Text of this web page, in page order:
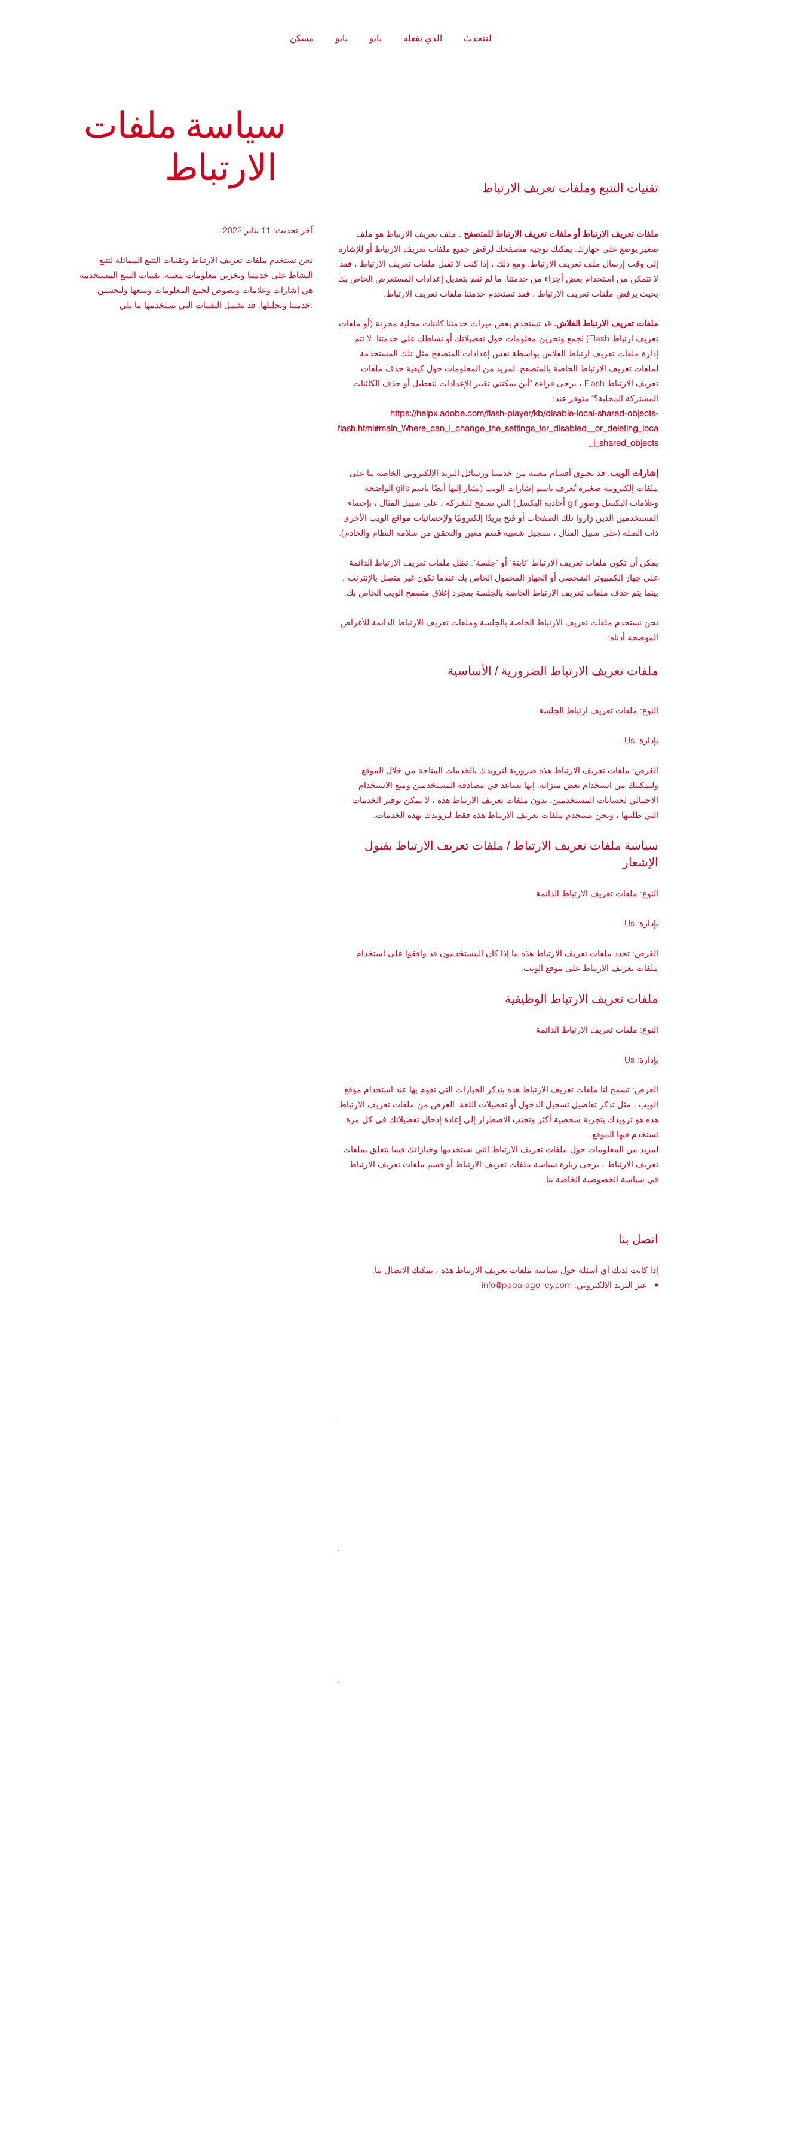
مسكن بابو بابو الذي نفعله لنتحدث
سياسة ملفات
آخر تحديث: 11 يناير 2022
نحن نستخدم ملفات تعريف الارتباط وتقنيات التتبع المماثلة لتتبع
النشاط على خدمتنا وتخزين معلومات معينة. تقنيات التتبع المستخدمة
هي إشارات وعلامات ونصوص لجمع المعلومات وتتبعها ولتحسين
خدمتنا وتحليلها. قد تشمل التقنيات التي نستخدمها ما يلي:
تقنيات التتبع وملفات تعريف الارتباط
ملفات تعريف الارتباط أو ملفات تعريف الارتباط للمتصفح . ملف تعريف الارتباط هو ملف
صغير يوضع على جهازك. يمكنك توجيه متصفحك لرفض جميع ملفات تعريف الارتباط أو للإشارة
إلى وقت إرسال ملف تعريف الارتباط. ومع ذلك ، إذا كنت لا تقبل ملفات تعريف الارتباط ، فقد
لا تتمكن من استخدام بعض أجزاء من خدمتنا. ما لم تقم بتعديل إعدادات المستعرض الخاص بك
بحيث يرفض ملفات تعريف الارتباط ، فقد تستخدم خدمتنا ملفات تعريف الارتباط.
ملفات تعريف الارتباط الفلاش. قد تستخدم بعض ميزات خدمتنا كائنات محلية مخزنة (أو ملفات
تعريف ارتباط Flash) لجمع وتخزين معلومات حول تفضيلاتك أو نشاطك على خدمتنا. لا تتم
إدارة ملفات تعريف ارتباط الفلاش بواسطة نفس إعدادات المتصفح مثل تلك المستخدمة
لملفات تعريف الارتباط الخاصة بالمتصفح. لمزيد من المعلومات حول كيفية حذف ملفات
تعريف الارتباط Flash ، يرجى قراءة "أين يمكنني تغيير الإعدادات لتعطيل أو حذف الكائنات
المشتركة المحلية؟" متوفر عند:
https://helpx.adobe.com/flash-player/kb/disable-local-shared-objects-
flash.html#main_Where_can_I_change_the_settings_for_disabled__or_deleting_loca
l_shared_objects_
إشارات الويب. قد تحتوي أقسام معينة من خدمتنا ورسائل البريد الإلكتروني الخاصة بنا على
ملفات إلكترونية صغيرة تُعرف باسم إشارات الويب (يشار إليها أيضًا باسم gifs الواضحة
وعلامات البكسل وصور gif أحادية البكسل) التي تسمح للشركة ، على سبيل المثال ، بإحصاء
المستخدمين الذين زاروا تلك الصفحات أو فتح بريدًا إلكترونيًا ولإحصائيات مواقع الويب الأخرى
ذات الصلة (على سبيل المثال ، تسجيل شعبية قسم معين والتحقق من سلامة النظام والخادم).
يمكن أن تكون ملفات تعريف الارتباط "ثابتة" أو "جلسة". تظل ملفات تعريف الارتباط الدائمة
على جهاز الكمبيوتر الشخصي أو الجهاز المحمول الخاص بك عندما تكون غير متصل بالإنترنت ،
بينما يتم حذف ملفات تعريف الارتباط الخاصة بالجلسة بمجرد إغلاق متصفح الويب الخاص بك.
نحن نستخدم ملفات تعريف الارتباط الخاصة بالجلسة وملفات تعريف الارتباط الدائمة للأغراض
الموضحة أدناه:
ملفات تعريف الارتباط الضرورية / الأساسية
النوع: ملفات تعريف ارتباط الجلسة
بإدارة: Us
الغرض: ملفات تعريف الارتباط هذه ضرورية لتزويدك بالخدمات المتاحة من خلال الموقع
ولتمكينك من استخدام بعض ميزاته. إنها تساعد في مصادقة المستخدمين ومنع الاستخدام
الاحتيالي لحسابات المستخدمين. بدون ملفات تعريف الارتباط هذه ، لا يمكن توفير الخدمات
التي طلبتها ، ونحن نستخدم ملفات تعريف الارتباط هذه فقط لتزويدك بهذه الخدمات.
سياسة ملفات تعريف الارتباط / ملفات تعريف الارتباط بقبول
الإشعار
النوع: ملفات تعريف الارتباط الدائمة
بإدارة: Us
الغرض: تحدد ملفات تعريف الارتباط هذه ما إذا كان المستخدمون قد وافقوا على استخدام
ملفات تعريف الارتباط على موقع الويب.
ملفات تعريف الارتباط الوظيفية
النوع: ملفات تعريف الارتباط الدائمة
بإدارة: Us
الغرض: تسمح لنا ملفات تعريف الارتباط هذه بتذكر الخيارات التي تقوم بها عند استخدام موقع
الويب ، مثل تذكر تفاصيل تسجيل الدخول أو تفضيلات اللغة. الغرض من ملفات تعريف الارتباط
هذه هو تزويدك بتجربة شخصية أكثر وتجنب الاضطرار إلى إعادة إدخال تفضيلاتك في كل مرة
تستخدم فيها الموقع.
لمزيد من المعلومات حول ملفات تعريف الارتباط التي نستخدمها وخياراتك فيما يتعلق بملفات
تعريف الارتباط ، يرجى زيارة سياسة ملفات تعريف الارتباط أو قسم ملفات تعريف الارتباط
في سياسة الخصوصية الخاصة بنا.
اتصل بنا
إذا كانت لديك أي أسئلة حول سياسة ملفات تعريف الارتباط هذه ، يمكنك الاتصال بنا:
•
عبر البريد الإلكتروني: info@papa-agency.com
.
.
.